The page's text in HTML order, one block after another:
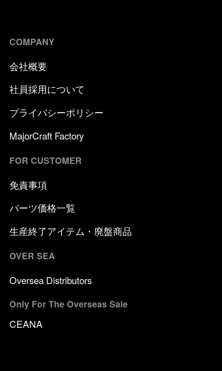
COMPANY
会社概要
社員採用について
プライバシーポリシー
MajorCraft Factory
FOR CUSTOMER
免責事項
パーツ価格一覧
生産終了アイテム・廃盤商品
OVER SEA
Oversea Distributors
Only For The Overseas Sale
CEANA